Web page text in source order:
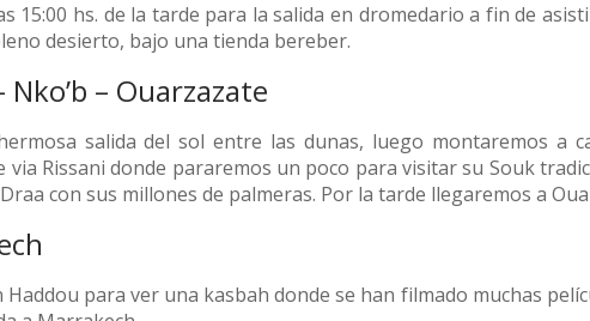
15:00 hs. de la tarde para la salida en dromedario a fin de
desierto, bajo una tienda bereber.
– Ouarzazate
salida del sol entre las dunas, luego montaremos a
Rissani donde pararemos un poco para visitar su Souk
con sus millones de palmeras. Por la tarde llegaremos a
para ver una kasbah donde se han filmado muchas